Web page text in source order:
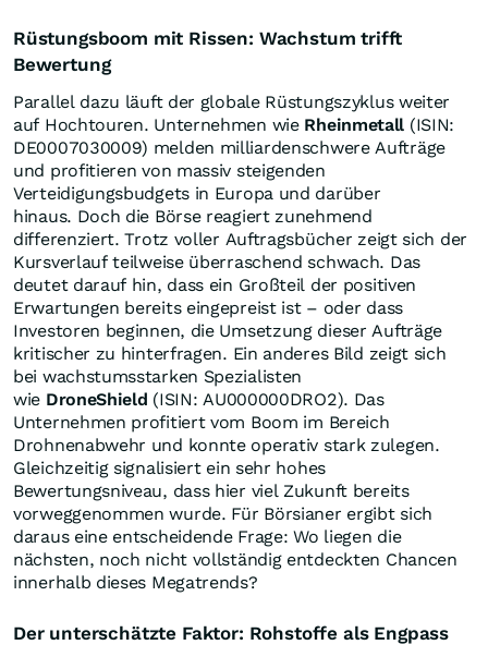
Rüstungsboom mit Rissen: Wachstum trifft
Bewertung
Parallel dazu läuft der globale Rüstungszyklus weiter
auf Hochtouren. Unternehmen wie Rheinmetall (ISIN:
DE0007030009) melden milliardenschwere Aufträge
und profitieren von massiv steigenden
Verteidigungsbudgets in Europa und darüber
hinaus. Doch die Börse reagiert zunehmend
differenziert. Trotz voller Auftragsbücher zeigt sich der
Kursverlauf teilweise überraschend schwach. Das
deutet darauf hin, dass ein Großteil der positiven
Erwartungen bereits eingepreist ist – oder dass
Investoren beginnen, die Umsetzung dieser Aufträge
kritischer zu hinterfragen. Ein anderes Bild zeigt sich
bei wachstumsstarken Spezialisten
wie DroneShield (ISIN: AU000000DRO2). Das
Unternehmen profitiert vom Boom im Bereich
Drohnenabwehr und konnte operativ stark zulegen.
Gleichzeitig signalisiert ein sehr hohes
Bewertungsniveau, dass hier viel Zukunft bereits
vorweggenommen wurde. Für Börsianer ergibt sich
daraus eine entscheidende Frage: Wo liegen die
nächsten, noch nicht vollständig entdeckten Chancen
innerhalb dieses Megatrends?
Der unterschätzte Faktor: Rohstoffe als Engpass